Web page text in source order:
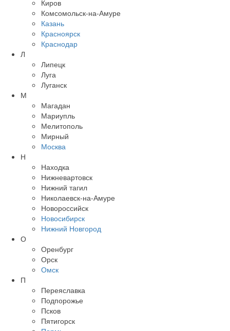
Киров
Комсомольск-на-Амуре
Казань
Красноярск
Краснодар
Л
Липецк
Луга
Луганск
М
Магадан
Мариупль
Мелитополь
Мирный
Москва
Н
Находка
Нижневартовск
Нижний тагил
Николаевск-на-Амуре
Новороссийск
Новосибирск
Нижний Новгород
О
Оренбург
Орск
Омск
П
Переяславка
Подпорожье
Псков
Пятигорск